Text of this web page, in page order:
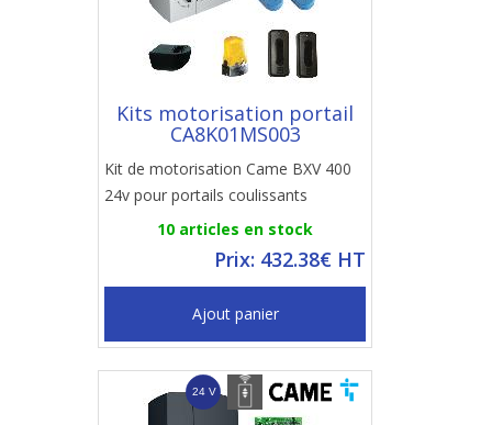
Kits motorisation portail
CA8K01MS003
Kit de motorisation Came BXV 400
24v pour portails coulissants
10 articles en stock
Prix: 432.38€ HT
Ajout panier